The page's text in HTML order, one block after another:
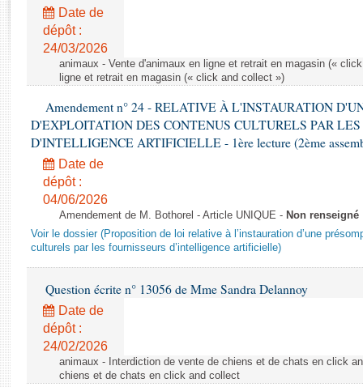
Rapports législatifs
Rapports sur l'application des lois
Baromètre de l’application des lois
Dossiers législatifs
Budget et sécurité sociale
Questions écrites et orales
Comptes rendus des débats
Date de
dépôt :
24/03/2026
animaux - Vente d'animaux en ligne et retrait en magasin («
ligne et retrait en magasin (« click and collect »)
Amendement n° 24 - RELATIVE À L'INSTAURATION
D'EXPLOITATION DES CONTENUS CULTURELS PAR LES
D'INTELLIGENCE ARTIFICIELLE - 1ère lecture (2ème
Date de
dépôt :
04/06/2026
Amendement de M. Bothorel - Article UNIQUE - Non renseigné
Voir le dossier (Proposition de loi relative à l’instauration d’une
culturels par les fournisseurs d’intelligence artificielle)
Question écrite n° 13056 de Mme Sandra Delannoy
Date de
dépôt :
24/02/2026
animaux - Interdiction de vente de chiens et de chats en click
chiens et de chats en click and collect